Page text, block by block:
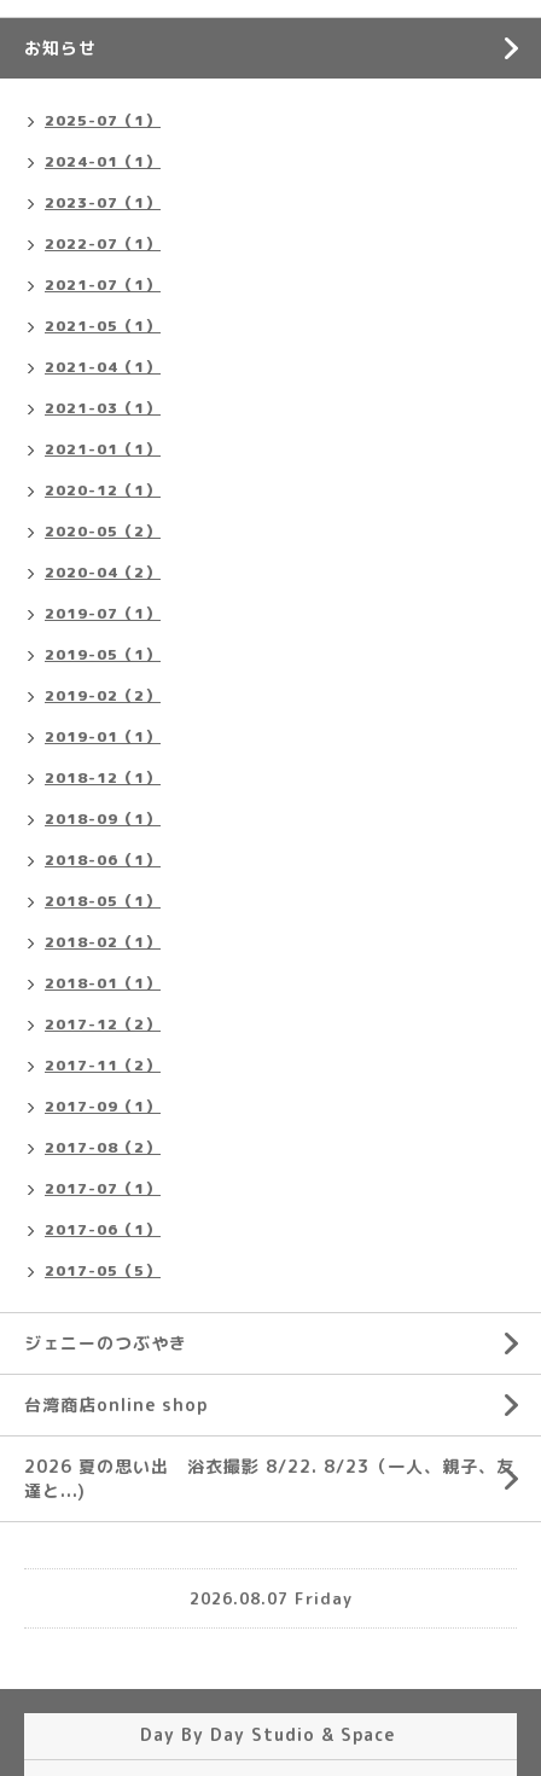
お知らせ
2025-07（1）
2024-01（1）
2023-07（1）
2022-07（1）
2021-07（1）
2021-05（1）
2021-04（1）
2021-03（1）
2021-01（1）
2020-12（1）
2020-05（2）
2020-04（2）
2019-07（1）
2019-05（1）
2019-02（2）
2019-01（1）
2018-12（1）
2018-09（1）
2018-06（1）
2018-05（1）
2018-02（1）
2018-01（1）
2017-12（2）
2017-11（2）
2017-09（1）
2017-08（2）
2017-07（1）
2017-06（1）
2017-05（5）
ジェニーのつぶやき
台湾商店online shop
2026 夏の思い出 浴衣撮影 8/22. 8/23（一人、親子、友
達と...)
2026.08.07 Friday
Day By Day Studio & Space